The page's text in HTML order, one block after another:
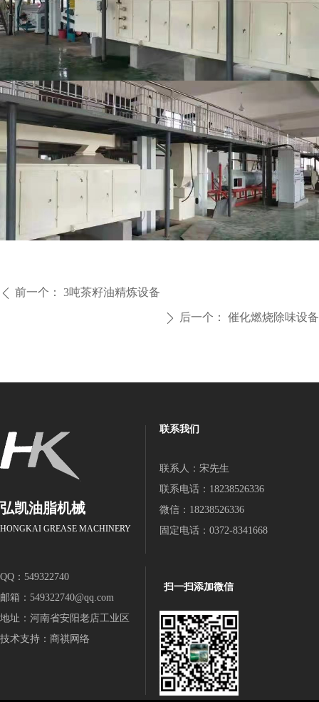
ꄴ 前一个： 3吨茶籽油精炼设备
ꄲ 后一个： 催化燃烧除味设备
弘凯油脂机械
HONGKAI GREASE MACHINERY
联系人：宋先生
联系电话：18238526336
微信：18238526336
固定电话：0372-8341668
联系我们
QQ：549322740
邮箱：549322740@qq.com
地址：河南省安阳老店工业区
技术支持： 商祺网络
扫一扫添加微信